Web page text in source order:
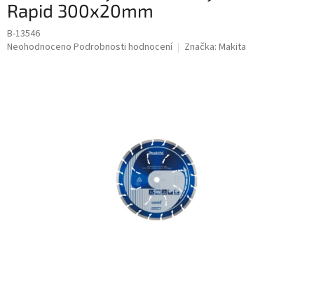
Rapid 300x20mm
B-13546
Průměrné
Neohodnoceno Podrobnosti hodnocení Značka: Makita